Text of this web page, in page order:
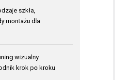
szkła,
montażu dla
wizualny
krok po kroku